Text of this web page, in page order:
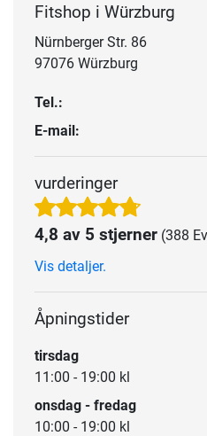
Fitshop i Würzburg
Nürnberger Str. 86
97076 Würzburg
Tel.:
E-mail:
vurderinger
4,8 av 5 stjerner (388
Vis detaljer.
Åpningstider
tirsdag
11:00 - 19:00 kl
onsdag - fredag
10:00 - 19:00 kl